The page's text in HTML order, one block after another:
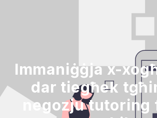
Immaniġġja x-
dar tiegħek
negozju tutoring